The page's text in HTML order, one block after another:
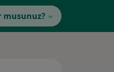
musunuz?